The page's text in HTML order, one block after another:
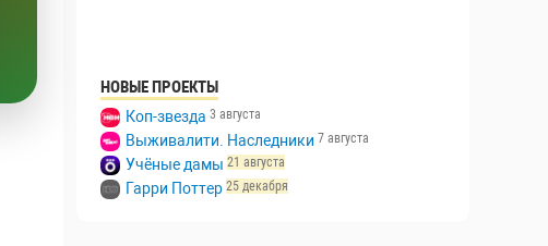
НОВЫЕ ПРОЕКТЫ
Коп-звезда 3 августа
Выживалити. Наследники 7 августа
Учёные дамы 21 августа
Гарри Поттер 25 декабря